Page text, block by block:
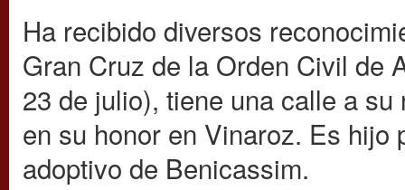
Ha recibido diversos
Gran Cruz de la Orden Civil de
23 de julio), tiene una calle a
en su honor en Vinaroz. Es
adoptivo de Benicassim.